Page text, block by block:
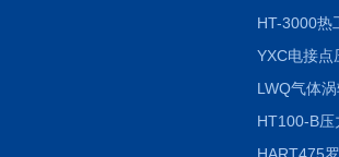
HT-3000热
YXC电接点
LWQ气体